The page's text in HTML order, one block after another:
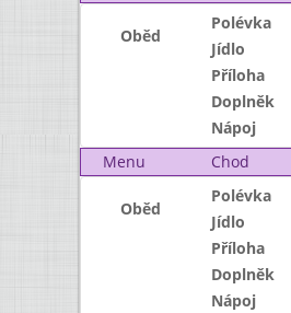
Oběd
Polévka
Jídlo
Příloha
Doplněk
Nápoj
Menu
Chod
Oběd
Polévka
Jídlo
Příloha
Doplněk
Nápoj